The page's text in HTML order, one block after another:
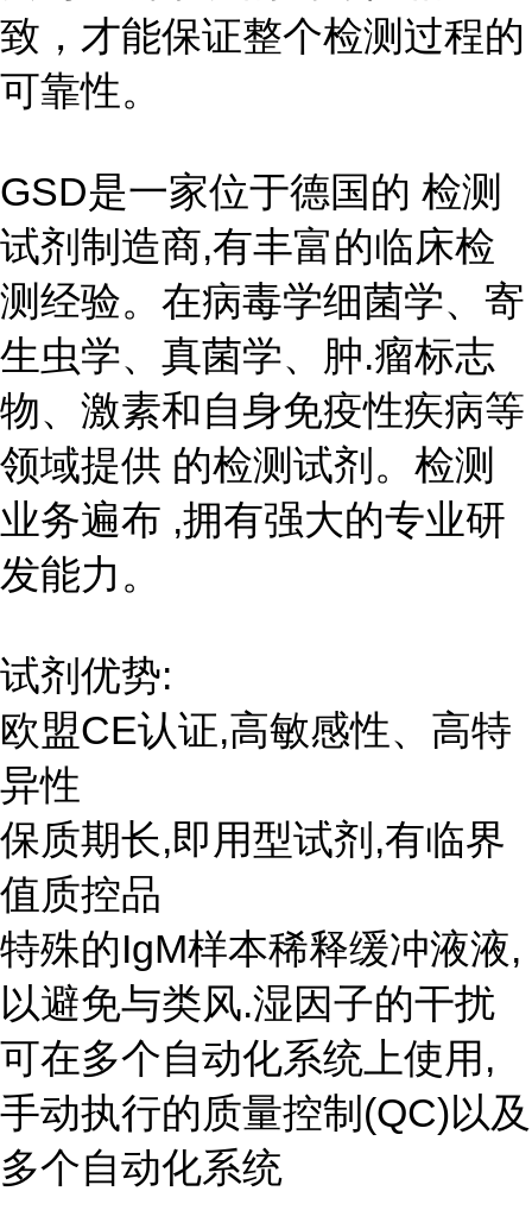
致，才能保证整个检测过程的
可靠性。
GSD是一家位于德国的 检测
试剂制造商,有丰富的临床检
测经验。在病毒学细菌学、寄
生虫学、真菌学、肿.瘤标志
物、激素和自身免疫性疾病等
领域提供 的检测试剂。检测
业务遍布 ,拥有强大的专业研
发能力。
试剂优势:
欧盟CE认证,高敏感性、高特
异性
保质期长,即用型试剂,有临界
值质控品
特殊的IgM样本稀释缓冲液液,
以避免与类风.湿因子的干扰
可在多个自动化系统上使用,
手动执行的质量控制(QC)以及
多个自动化系统